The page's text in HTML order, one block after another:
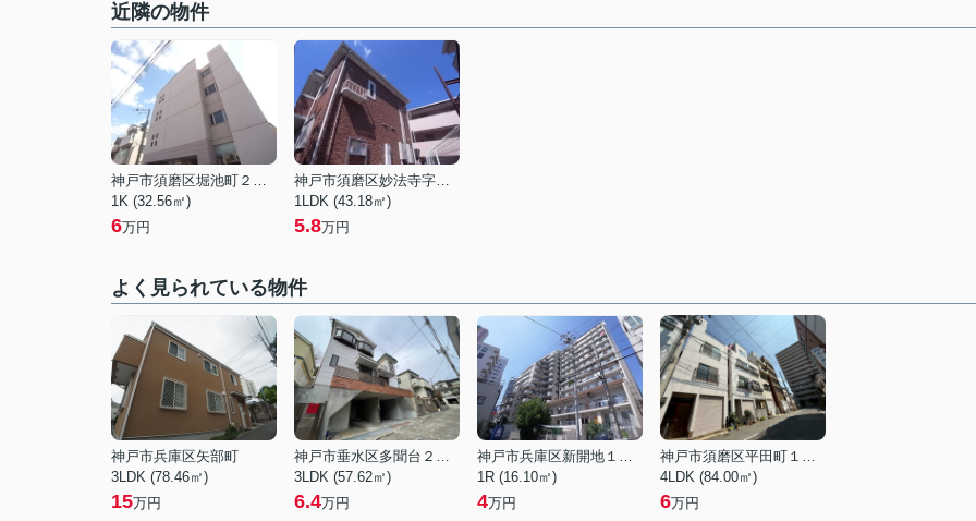
近隣の物件
神戸市須磨区堀池町２丁目
1K (32.56㎡)
6万円
神戸市須磨区妙法寺字谷野
1LDK (43.18㎡)
5.8万円
よく見られている物件
神戸市兵庫区矢部町
3LDK (78.46㎡)
15万円
神戸市垂水区多聞台２丁目
3LDK (57.62㎡)
6.4万円
神戸市兵庫区新開地１丁目
1R (16.10㎡)
4万円
神戸市須磨区平田町１丁目
4LDK (84.00㎡)
6万円